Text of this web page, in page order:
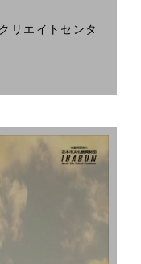
リエイトセンタ